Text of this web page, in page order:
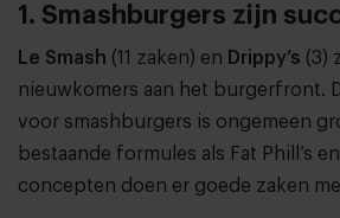
1. Smashburgers zijn
Le Smash (11 zaken) en Drippy’s (3)
nieuwkomers aan het burgerfront.
voor smashburgers is ongemeen
bestaande formules als Fat Phill’s
concepten doen er goede zaken